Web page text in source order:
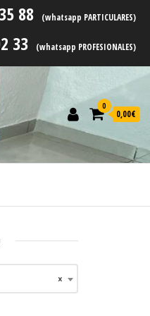
88 (whatsapp PARTICULARES)
33 (whatsapp PROFESIONALES)
0
0,00€
×